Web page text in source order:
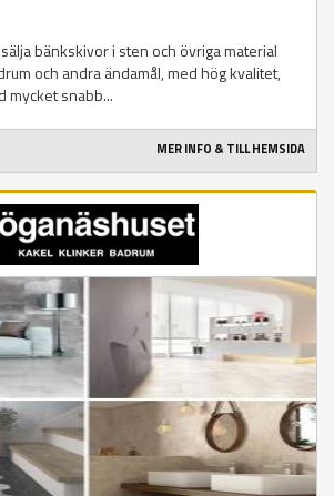
bänkskivor i sten och övriga material
och andra ändamål, med hög kvalitet,
mycket snabb...
MER INFO & TILL HEMSIDA